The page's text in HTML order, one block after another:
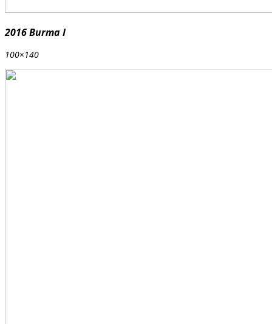
2016 Burma I
100×140